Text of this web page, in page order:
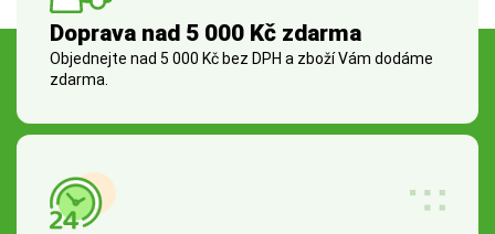
Doprava nad 5 000 Kč zdarma
Objednejte nad 5 000 Kč bez DPH a zboží Vám dodáme
zdarma.